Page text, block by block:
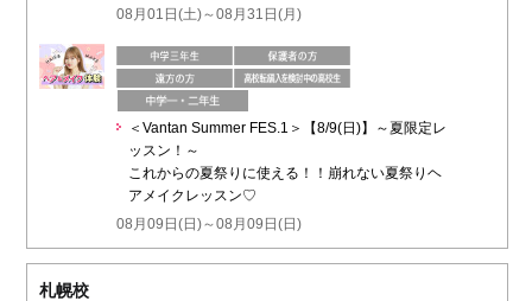
08月01日(土)～08月31日(月)
＜Vantan Summer FES.1＞【8/9(日)】～夏限定レ
ッスン！～
これからの夏祭りに使える！！崩れない夏祭りヘ
アメイクレッスン♡
08月09日(日)～08月09日(日)
札幌校